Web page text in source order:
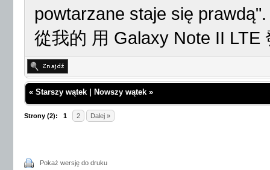
powtarzane staje się prawdą".
從我的 用 Galaxy Note II LTE
« Starszy wątek Nowszy wątek »
Strony (2): 1 2 Dalej »
Pokaż wersję do druku